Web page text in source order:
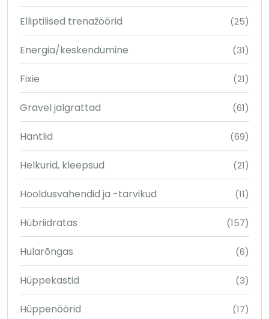
Elliptilised trenažöörid (25)
Energia/keskendumine (31)
Fixie (21)
Gravel jalgrattad (61)
Hantlid (69)
Helkurid, kleepsud (21)
Hooldusvahendid ja -tarvikud (11)
Hübriidratas (157)
Hularõngas (6)
Hüppekastid (3)
Hüppenöörid (17)